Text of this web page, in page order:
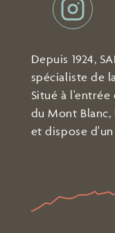
Depuis 1924,
spécialiste de
Situé à l'entrée
du Mont
et dispose